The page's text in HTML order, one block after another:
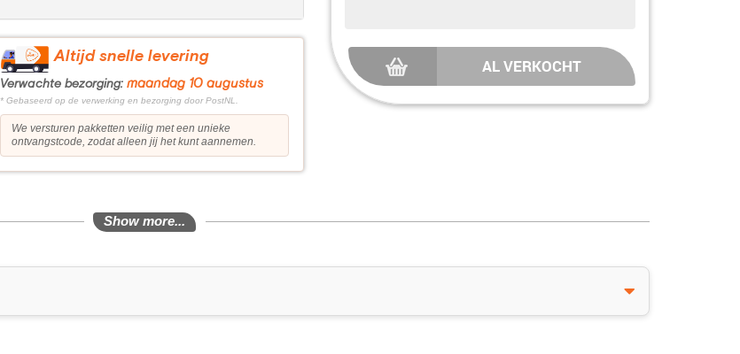
Altijd snelle levering
Verwachte bezorging: maandag 10 augustus
* Gebaseerd op de verwerking en bezorging door PostNL.
We versturen pakketten veilig met een unieke
ontvangstcode, zodat alleen jij het kunt aannemen.
AL VERKOCHT
Show more...